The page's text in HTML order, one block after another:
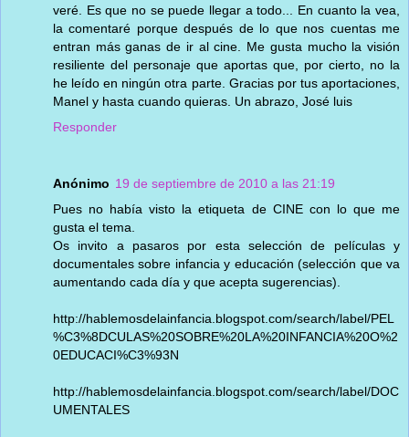
veré. Es que no se puede llegar a todo... En cuanto la vea,
la comentaré porque después de lo que nos cuentas me
entran más ganas de ir al cine. Me gusta mucho la visión
resiliente del personaje que aportas que, por cierto, no la
he leído en ningún otra parte. Gracias por tus aportaciones,
Manel y hasta cuando quieras. Un abrazo, José luis
Responder
Anónimo 19 de septiembre de 2010 a las 21:19
Pues no había visto la etiqueta de CINE con lo que me
gusta el tema.
Os invito a pasaros por esta selección de películas y
documentales sobre infancia y educación (selección que va
aumentando cada día y que acepta sugerencias).
http://hablemosdelainfancia.blogspot.com/search/label/PEL
%C3%8DCULAS%20SOBRE%20LA%20INFANCIA%20O%2
0EDUCACI%C3%93N
http://hablemosdelainfancia.blogspot.com/search/label/DOC
UMENTALES